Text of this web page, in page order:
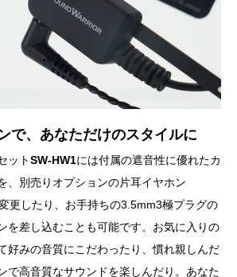
で、あなただけのスタイルに
ットSW-HW1には付属の遮音性に優れたカ
、別売りオプションの片耳イヤホン
更したり、お手持ちの3.5mm3極プラグの
を差し込むことも可能です。お気に入りの
好みの音質にこだわったり、慣れ親しんだ
で高音質なサウンドを楽しんだり。あなた